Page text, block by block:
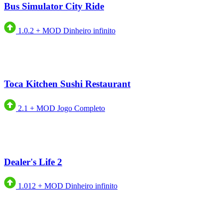
Bus Simulator City Ride
1.0.2 + MOD Dinheiro infinito
Toca Kitchen Sushi Restaurant
2.1 + MOD Jogo Completo
Dealer's Life 2
1.012 + MOD Dinheiro infinito